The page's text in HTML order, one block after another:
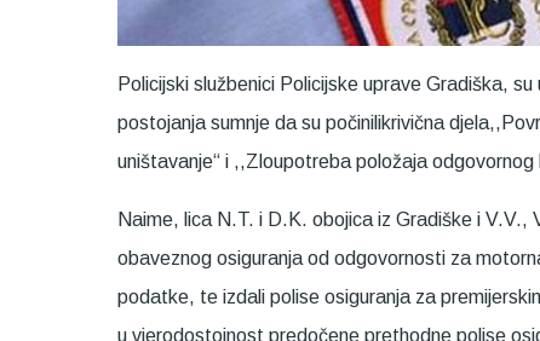
Policijski službenici Policijske uprave Gradiška,
postojanja sumnje da su počinilikrivična
uništavanje“ i ,,Zloupotreba položaja odgovornog
Naime, lica N.T. i D.K. obojica iz Gradiške i
obaveznog osiguranja od odgovornosti za
podatke, te izdali polise osiguranja za
u vjerodostojnost predočene prethodne polise